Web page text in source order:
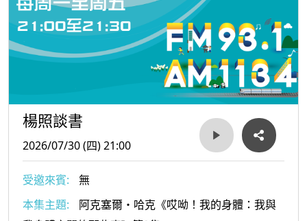
楊照談書
2026/07/30 (四) 21:00
受邀來賓:
無
本集主題:
阿克塞爾・哈克《哎呦！我的身體：我與